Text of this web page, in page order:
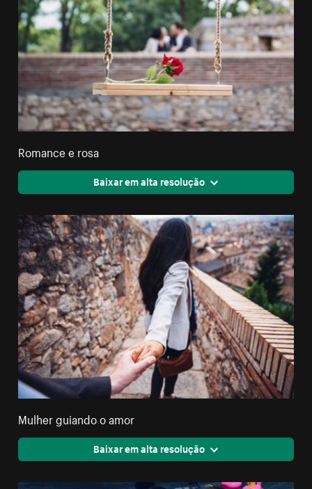
Romance e rosa
Baixar em alta resolução
Mulher guiando o amor
Baixar em alta resolução